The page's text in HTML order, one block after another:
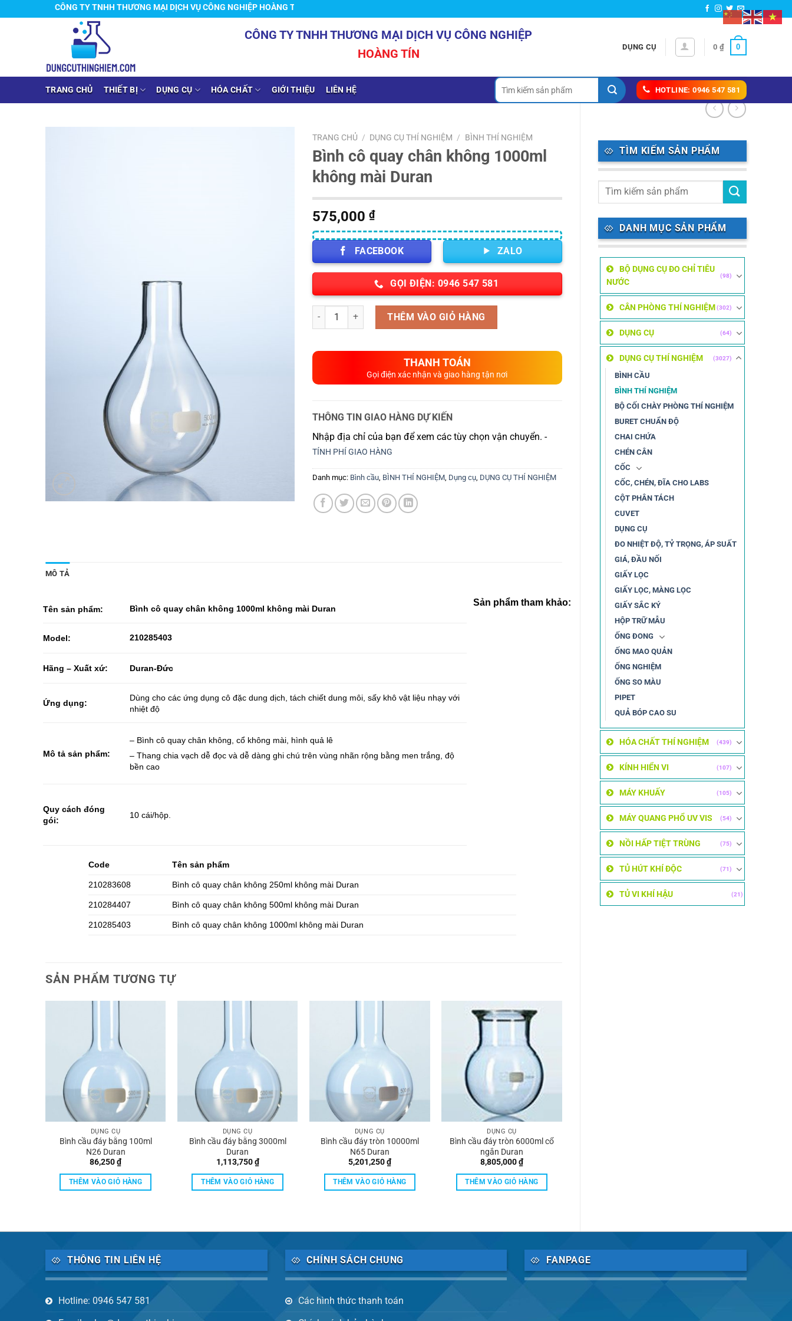
đến
CÔNG TY TNHH THƯƠNG MẠI DỊCH VỤ CÔNG NGHIỆP HOÀNG TÍN
CÔNG TY TNHH THƯƠNG MẠI DỊCH VỤ CÔNG NGHIỆP
HOÀNG TÍN
DỤNG CỤ 0 ₫ 0
TRANG CHỦ THIẾT BỊ DỤNG CỤ HÓA CHẤT GIỚI THIỆU LIÊN HỆ
Tìm
kiếm:
HOTLINE: 0946 547 581
TÌM KIẾM SẢN PHẨM
DANH MỤC SẢN PHẨM
BỘ DỤNG CỤ ĐO CHỈ TIÊU
NƯỚC
(98)
CÂN PHÒNG THÍ NGHIỆM (302)
DỤNG CỤ (64)
DỤNG CỤ THÍ NGHIỆM (3027)
BÌNH CẦU
BÌNH THÍ NGHIỆM
BỘ CỐI CHÀY PHÒNG THÍ NGHIỆM
BURET CHUẨN ĐỘ
CHAI CHỨA
CHÉN CÂN
CỐC
CỐC, CHÉN, ĐĨA CHO LABS
CỘT PHÂN TÁCH
CUVET
DỤNG CỤ
ĐO NHIỆT ĐỘ, TỶ TRỌNG, ÁP SUẤT
GIÁ, ĐẦU NỐI
GIẤY LỌC
GIẤY LỌC, MÀNG LỌC
GIẤY SẮC KÝ
HỘP TRỮ MẪU
ỐNG ĐONG
ỐNG MAO QUẢN
ỐNG NGHIỆM
ỐNG SO MÀU
PIPET
QUẢ BÓP CAO SU
HÓA CHẤT THÍ NGHIỆM (439)
KÍNH HIỂN VI (107)
MÁY KHUẤY (105)
MÁY QUANG PHỔ UV VIS (54)
NỒI HẤP TIỆT TRÙNG (75)
TỦ HÚT KHÍ ĐỘC (71)
TỦ VI KHÍ HẬU (21)
TRANG CHỦ / DỤNG CỤ THÍ NGHIỆM / BÌNH THÍ NGHIỆM
Bình cô quay chân không 1000ml
không mài Duran
575,000₫
FACEBOOK ZALO
GỌI ĐIỆN: 0946 547 581
Số lượng THÊM VÀO GIỎ HÀNG
THANH TOÁN
Gọi điện xác nhận và giao hàng tận nơi
THÔNG TIN GIAO HÀNG DỰ KIẾN
Nhập địa chỉ của bạn để xem các tùy chọn vận chuyển. -
TÍNH PHÍ GIAO HÀNG
Danh mục: Bình cầu BÌNH THÍ NGHIỆM Dụng cụ DỤNG CỤ THÍ NGHIỆM
MÔ TẢ
Tên sản phẩm: Bình cô quay chân không 1000ml không mài Duran
Model: 210285403
Hãng – Xuất xứ: Duran-Đức
Ứng dụng:
Dùng cho các ứng dụng cô đặc dung dịch, tách chiết dung môi, sấy khô vật liệu nhạy với
nhiệt độ
Mô tả sản phẩm:
– Bình cô quay chân không, cổ không mài, hình quả lê
– Thang chia vạch dễ đọc và dễ dàng ghi chú trên vùng nhãn rộng bằng men trắng, độ
bền cao
Quy cách đóng
gói:
10 cái/hộp.
Sản phẩm tham khảo:
Code Tên sản phẩm
210283608 Bình cô quay chân không 250ml không mài Duran
210284407 Bình cô quay chân không 500ml không mài Duran
210285403 Bình cô quay chân không 1000ml không mài Duran
SẢN PHẨM TƯƠNG TỰ
DỤNG CỤ
Bình cầu đáy bằng 100ml
N26 Duran
86,250₫
THÊM VÀO GIỎ HÀNG
DỤNG CỤ
Bình cầu đáy bằng 3000ml
Duran
1,113,750₫
THÊM VÀO GIỎ HÀNG
DỤNG CỤ
Bình cầu đáy tròn 10000ml
N65 Duran
5,201,250₫
THÊM VÀO GIỎ HÀNG
DỤNG CỤ
Bình cầu đáy tròn 6000ml cổ
ngắn Duran
8,805,000₫
THÊM VÀO GIỎ HÀNG
THÔNG TIN LIÊN HỆ
Hotline: 0946 547 581
CHÍNH SÁCH CHUNG
Các hình thức thanh toán
FANPAGE